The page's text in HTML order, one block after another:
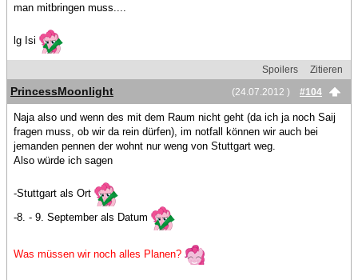
man mitbringen muss....
lg Isi
Spoilers
Zitieren
(24.07.2012 )
#104
PrincessMoonlight
Naja also und wenn des mit dem Raum nicht geht (da ich ja noch Saij
fragen muss, ob wir da rein dürfen), im notfall können wir auch bei
jemanden pennen der wohnt nur weng von Stuttgart weg.
Also würde ich sagen
-Stuttgart als Ort
-8. - 9. September als Datum
Was müssen wir noch alles Planen?